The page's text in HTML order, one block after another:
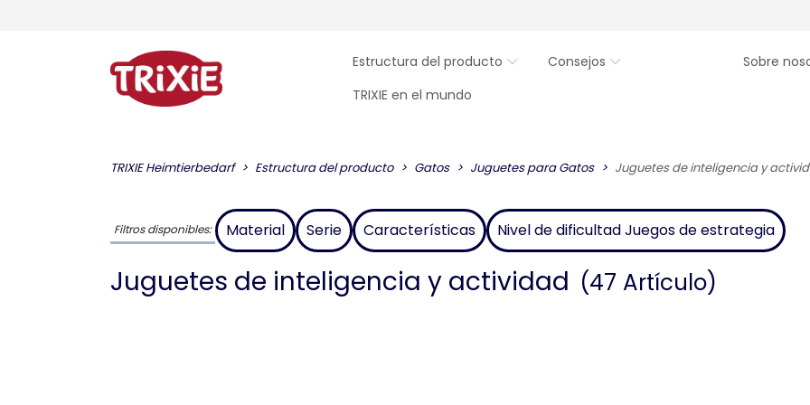
Estructura del producto Consejos
Sobre
TRIXIE en el mundo
TRIXIE Heimtierbedarf Estructura del producto Gatos Juguetes para Gatos Juguetes de inteligencia y
Filtros disponibles: Material Serie Características Nivel de dificultad Juegos de estrategia
Juguetes de inteligencia y actividad (47 Artículo)